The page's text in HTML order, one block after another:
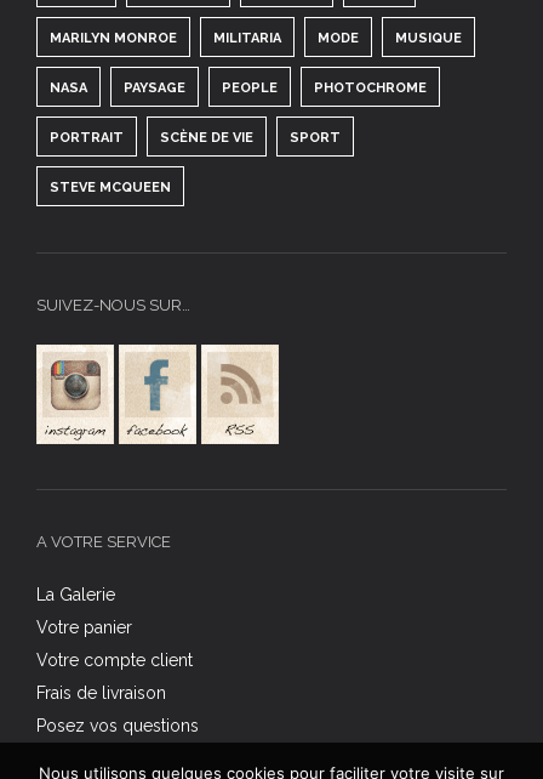
MARILYN MONROE MILITARIA MODE MUSIQUE
NASA PAYSAGE PEOPLE PHOTOCHROME
PORTRAIT SCÈNE DE VIE SPORT
STEVE MCQUEEN
SUIVEZ-NOUS SUR…
A VOTRE SERVICE
La Galerie
Votre panier
Votre compte client
Frais de livraison
Posez vos questions
Nous utilisons quelques cookies pour faciliter votre visite sur